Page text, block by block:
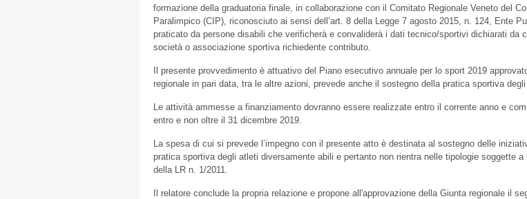
formazione della graduatoria finale, in collaborazione con il Comitato Regionale Veneto del
Paralimpico (CIP), riconosciuto ai sensi dell’art. 8 della Legge 7 agosto 2015, n. 124, Ente
praticato da persone disabili che verificherà e convaliderà i dati tecnico/sportivi dichiarati da
società o associazione sportiva richiedente contributo.
Il presente provvedimento è attuativo del Piano esecutivo annuale per lo sport 2019
regionale in pari data, tra le altre azioni, prevede anche il sostegno della pratica sportiva
Le attività ammesse a finanziamento dovranno essere realizzate entro il corrente anno e
entro e non oltre il 31 dicembre 2019.
La spesa di cui si prevede l’impegno con il presente atto è destinata al sostegno delle
pratica sportiva degli atleti diversamente abili e pertanto non rientra nelle tipologie soggette
della LR n. 1/2011.
Il relatore conclude la propria relazione e propone all'approvazione della Giunta regionale il